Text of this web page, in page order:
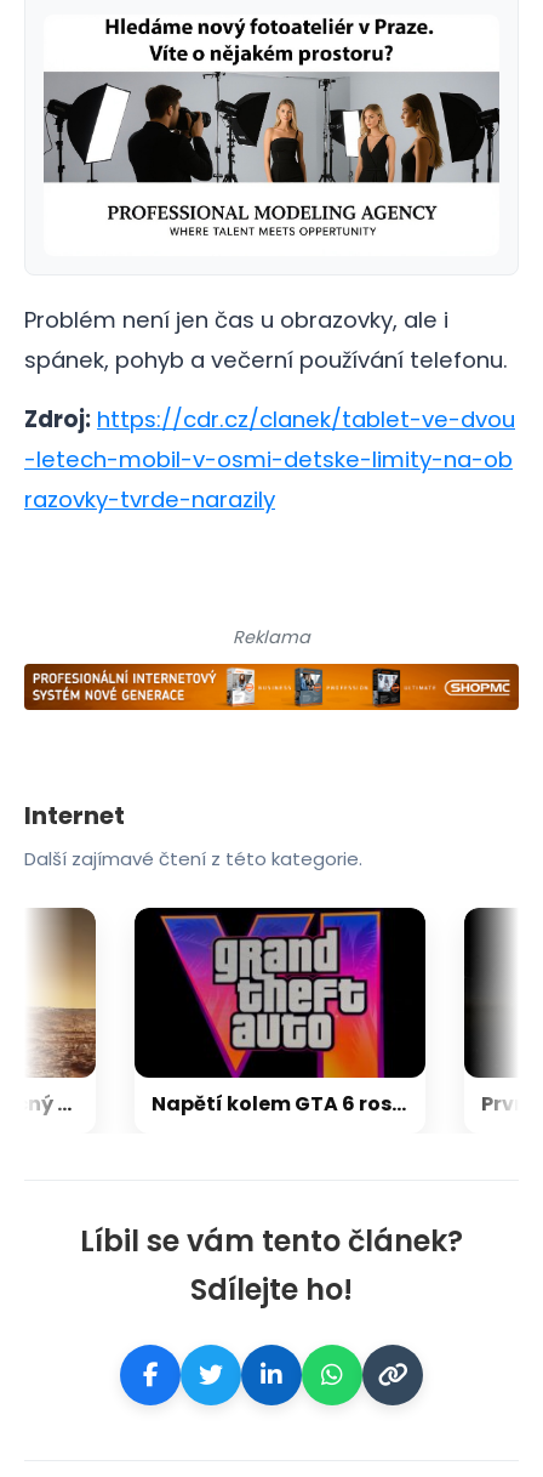
Problém není jen čas u obrazovky, ale i
spánek, pohyb a večerní používání telefonu.
Zdroj: https://cdr.cz/clanek/tablet-ve-dvou
-letech-mobil-v-osmi-detske-limity-na-ob
razovky-tvrde-narazily
Líbil se vám tento článek?
Sdílejte ho!
Reklama
Internet
Další zajímavé čtení z této kategorie.
Vědci potvrdili vzácný nález na Marsu. Dosud nejlépe zachovaný organický uhlík Napětí kolem GTA 6 roste. Srpen může přinést třetí trailer i první gameplay